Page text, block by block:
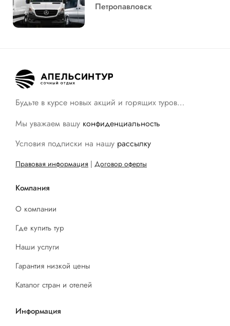
Петропавловск
Будьте в курсе новых акций и горящих туров…
Мы уважаем вашу конфиденциальность
Условия подписки на нашу рассылку
Правовая информация | Договор оферты
Компания
О компании
Где купить тур
Наши услуги
Гарантия низкой цены
Каталог стран и отелей
Информация